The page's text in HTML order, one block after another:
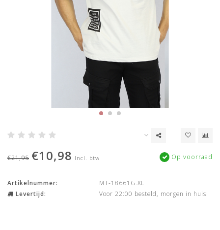
€21,95 €10,98 Incl. btw Op voorraad
Artikelnummer:
MT-18661G.XL
Levertijd:
Voor 22:00 besteld, morgen in huis!